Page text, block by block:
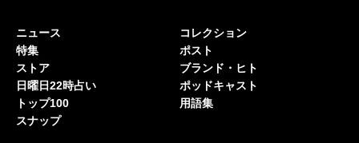
ニュース
特集
ストア
日曜日22時占い
トップ100
スナップ
コレクション
ポスト
ブランド・ヒト
ポッドキャスト
用語集